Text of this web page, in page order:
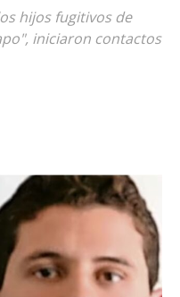
hijos fugitivos de
iniciaron contactos